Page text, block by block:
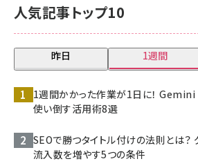
人気記事トップ10
昨日 1週間
1週間かかった作業が1日に！
使い倒す活用術8選
SEOで勝つタイトル付けの法則とは？
流入数を増やす5つの条件